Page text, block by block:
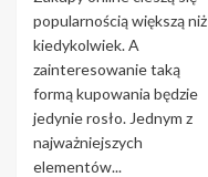
popularnością większą niż
kiedykolwiek. A
zainteresowanie taką
formą kupowania będzie
jedynie rosło. Jednym z
najważniejszych
elementów...